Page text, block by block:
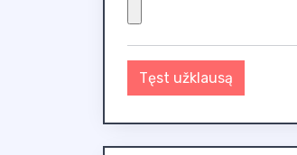
Tęst užklausą